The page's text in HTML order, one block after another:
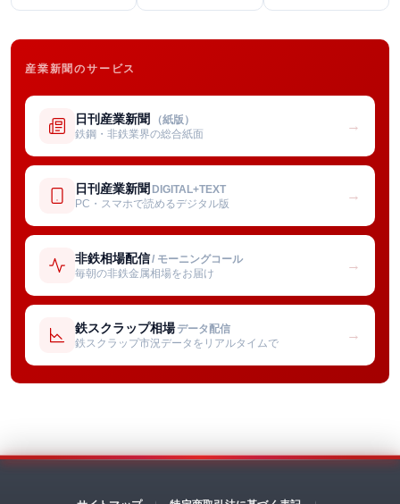
産業新聞のサービス
日刊産業新聞 （紙版）
鉄鋼・非鉄業界の総合紙面
→
日刊産業新聞 DIGITAL+TEXT
PC・スマホで読めるデジタル版
→
非鉄相場配信/ モーニングコール
毎朝の非鉄金属相場をお届け
→
鉄スクラップ相場 データ配信
鉄スクラップ市況データをリアルタイムで
→